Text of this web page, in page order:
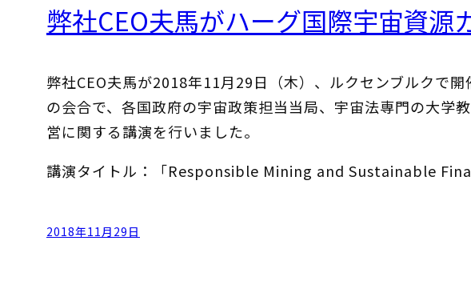
弊社CEO夫馬がハーグ国際宇宙資源
弊社CEO夫馬が2018年11月29日（木）、ルクセンブルクで
の会合で、各国政府の宇宙政策担当当局、宇宙法専門の大学
営に関する講演を行いました。
講演タイトル：「Responsible Mining and Sustainable
2018年11月29日